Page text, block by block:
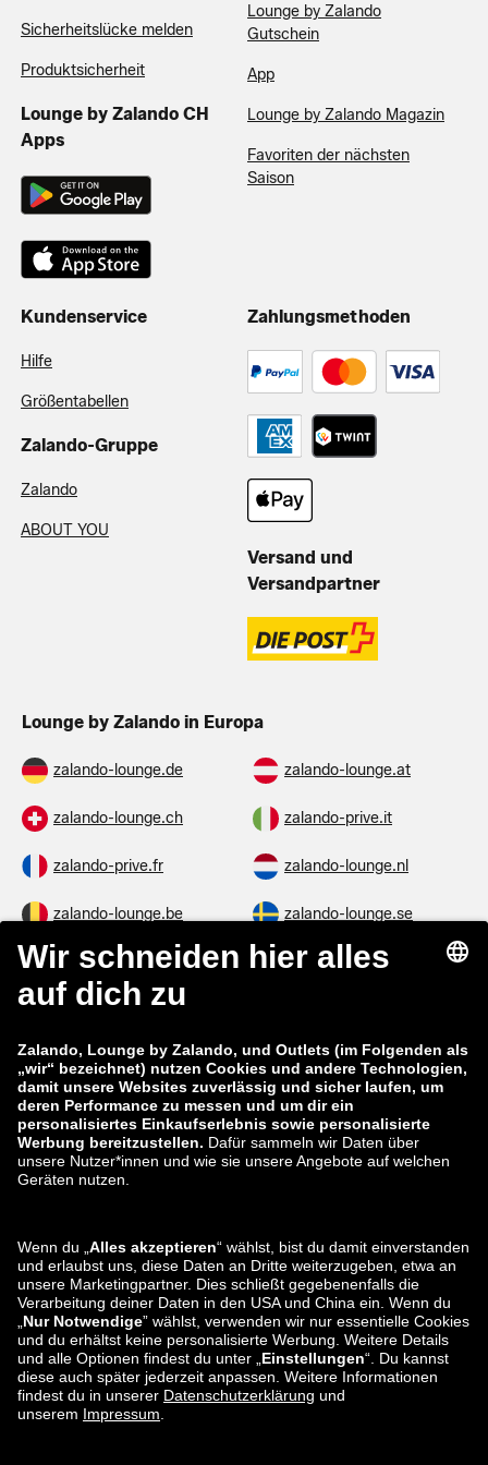
Sicherheitslücke melden
Produktsicherheit
Lounge by Zalando CH
Apps
Lounge by Zalando
Gutschein
App
Lounge by Zalando Magazin
Favoriten der nächsten
Saison
Kundenservice
Hilfe
Größentabellen
Zalando-Gruppe
Zalando
ABOUT YOU
Zahlungsmethoden
Versand und
Versandpartner
Lounge by Zalando in Europa
zalando-lounge.de zalando-lounge.at
zalando-lounge.ch zalando-prive.it
zalando-prive.fr zalando-lounge.nl
zalando-lounge.be zalando-lounge.se
zalando-lounge.fi zalando-lounge.dk
zalando-lounge.co.uk
zalando-prive.es zalando-lounge.cz
zalando-lounge.lt zalando-lounge.sk
zalando-lounge.ro zalando-lounge.hr
zalando-lounge.lu zalando-lounge.ee
zalando-lounge.lv zalando-lounge.no
Sie finden uns
auch bei